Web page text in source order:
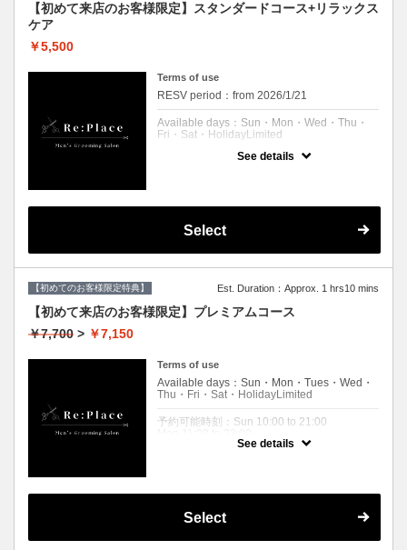
【メニュー選択】からコースをお選びくださ
いませ。
グ、眉毛メンテナンス、肩マッサージ、ブロ
ー
Re:Placeのスタンダードメニュー
【初めて来店のお客様限定】スタンダードコース+リラックス
ケア
￥5,500
Terms of use
RESV period：from 2026/1/21
Available days：Sun・Mon・Wed・Thu・
Fri・Sat・HolidayLimited
予約可能時刻：Sun 10:00 to 21:00
Fri 11:00 to 22:00
Holiday 10:00 to 21:00
【ご新規様限定】リプレイスに初めてご来店
※２回目以降のお客様は使用できませんので
ご新規様限定！
カット、シャンプー、シェービング、５分リ
ラックスケアの体験コース
See details
Select
【初めてのお客様限定特典】 Est. Duration：Approx. 1 hrs10 mins
【初めて来店のお客様限定】プレミアムコース
￥7,700 > ￥7,150
Terms of use
Available days：Sun・Mon・Tues・Wed・
Thu・Fri・Sat・HolidayLimited
予約可能時刻：Sun 10:00 to 21:00
Wed 11:00 to 22:00
Holiday 10:00 to 21:00
Expiration Date：
See details
Select